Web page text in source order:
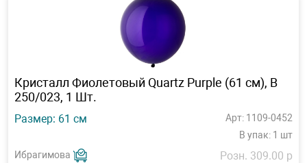
Кристалл Фиолетовый Quartz Purple (61 см), B
250/023, 1 Шт.
Размер: 61 см
Арт: 1109-0452
В упак: 1 шт
Ибрагимова
Розн. 309.00 р